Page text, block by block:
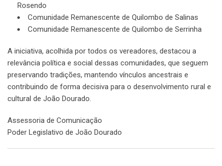
Rosendo
Comunidade Remanescente de Quilombo de Salinas
Comunidade Remanescente de Quilombo de Serrinha
A iniciativa, acolhida por todos os vereadores, destacou a
relevância política e social dessas comunidades, que seguem
preservando tradições, mantendo vínculos ancestrais e
contribuindo de forma decisiva para o desenvolvimento rural e
cultural de João Dourado.
Assessoria de Comunicação
Poder Legislativo de João Dourado